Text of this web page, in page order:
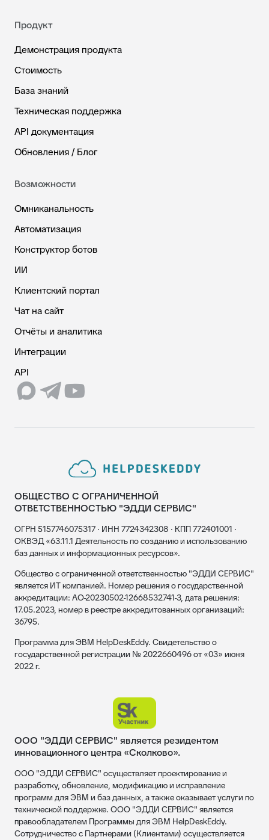
Продукт
Демонстрация продукта
Стоимость
База знаний
Техническая поддержка
API документация
Обновления / Блог
Возможности
Омниканальность
Автоматизация
Конструктор ботов
ИИ
Клиентский портал
Чат на сайт
Отчёты и аналитика
Интеграции
API
ОБЩЕСТВО С ОГРАНИЧЕННОЙ
ОТВЕТСТВЕННОСТЬЮ "ЭДДИ СЕРВИС"
ОГРН 5157746075317 · ИНН 7724342308 · КПП 772401001 ·
ОКВЭД «63.11.1 Деятельность по созданию и использованию
баз данных и информационных ресурсов».
Общество с ограниченной ответственностью "ЭДДИ СЕРВИС"
является ИТ компанией. Номер решения о государственной
аккредитации: АО-20230502-12668532741-3, дата решения:
17.05.2023, номер в реестре аккредитованных организаций:
36795.
Программа для ЭВМ HelpDeskEddy. Свидетельство о
государственной регистрации № 2022660496 от «03» июня
2022 г.
ООО "ЭДДИ СЕРВИС" является резидентом
инновационного центра «Сколково».
ООО "ЭДДИ СЕРВИС" осуществляет проектирование и
разработку, обновление, модификацию и исправление
программ для ЭВМ и баз данных, а также оказывает услуги по
технической поддержке. ООО "ЭДДИ СЕРВИС" является
правообладателем Программы для ЭВМ HelpDeskEddy.
Сотрудничество с Партнерами (Клиентами) осуществляется